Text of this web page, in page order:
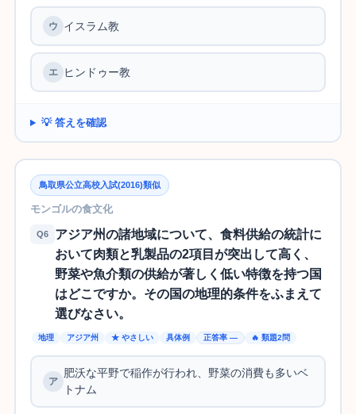
イスラム教
ヒンドゥー教
💡 答えを確認
鳥取県公立高校入試(2016)類似
モンゴルの食文化
Q6
アジア州の諸地域について、食料供給の統計に
おいて肉類と乳製品の2項目が突出して高く、
野菜や魚介類の供給が著しく低い特徴を持つ国
はどこですか。その国の地理的条件をふまえて
選びなさい。
地理 アジア州 ★ やさしい 具体例 正答率 — 🔥 類題2問
肥沃な平野で稲作が行われ、野菜の消費も多いベ
トナム